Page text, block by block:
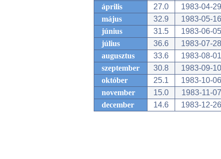
április
27.0
1983-04-29
május
32.9
1983-05-16
június
31.5
1983-06-05
július
36.6
1983-07-28
augusztus
33.6
1983-08-01
szeptember
30.8
1983-09-10
október
25.1
1983-10-06
november
15.0
1983-11-07
december
14.6 1983-12-26